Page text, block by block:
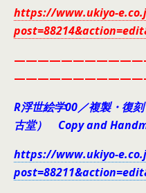
https://www.ukiyo-
R浮世絵学00／複製・復
古堂） Copy and
https://www.ukiyo-